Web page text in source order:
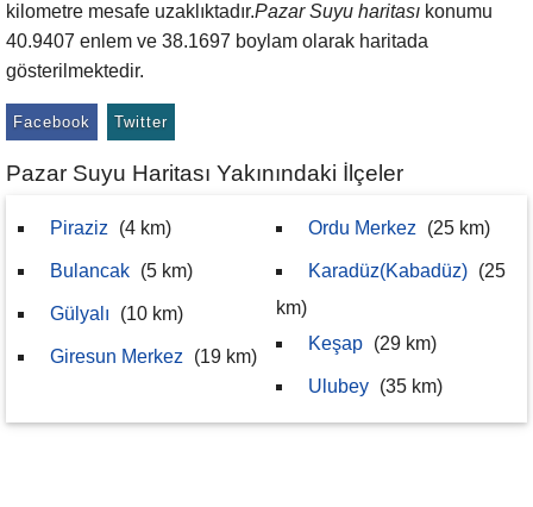
kilometre mesafe uzaklıktadır.Pazar Suyu haritası konumu
40.9407 enlem ve 38.1697 boylam olarak haritada
gösterilmektedir.
Facebook Twitter
Pazar Suyu Haritası Yakınındaki İlçeler
Piraziz (4 km)
Bulancak (5 km)
Gülyalı (10 km)
Giresun Merkez (19 km)
Ordu Merkez (25 km)
Karadüz(Kabadüz) (25
km)
Keşap (29 km)
Ulubey (35 km)